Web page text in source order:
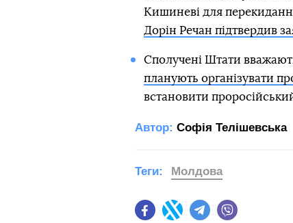
Кишиневі для
Дорін Речан підтвердив
Сполучені Штати
планують організувати
встановити
Автор: Софія Телішевська
FacebookTwitter Telegram
Теги: Молдова